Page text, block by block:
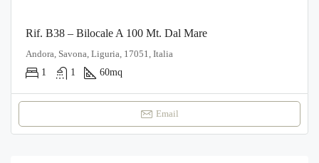
Rif. B38 – Bilocale A 100 Mt. Dal Mare
Andora, Savona, Liguria, 17051, Italia
1
1 60mq
Email